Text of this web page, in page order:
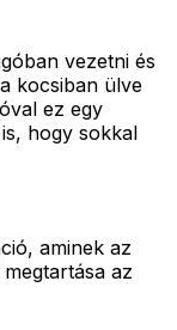
vezetni és
kocsiban ülve
ez egy
hogy sokkal
aminek az
az